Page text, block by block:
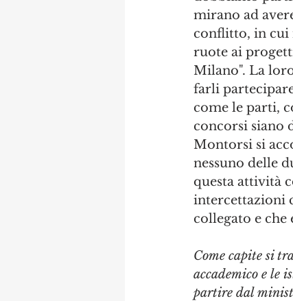
mirano ad
conflitto, in cui
ruote ai
Milano". La
farli
come le parti,
concorsi siano
Montorsi si
nessuno delle
questa attività
intercettazioni
collegato e
Come capite si
accademico e le
partire dal